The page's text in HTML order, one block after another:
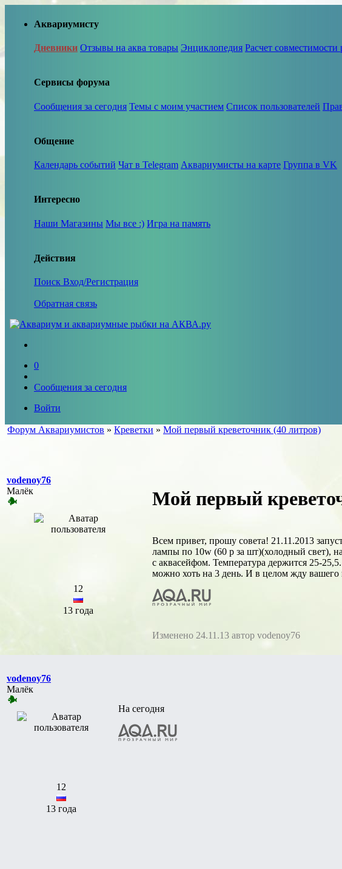
Аквариумисту
Дневники Отзывы на аква товары Энциклопедия Расчет совместимости
Сервисы форума
Сообщения за сегодня Темы с моим участием Список пользователей
Общение
Календарь событий Чат в Telegram Аквариумисты на карте Группа в VK
Интересно
Наши Магазины Мы все :) Игра на память
Действия
Поиск Вход/Регистрация
Обратная связь
0
Сообщения за сегодня
Войти
Форум Аквариумистов » Креветки » Мой первый креветочник (40 литров)
vodenoy76
Малёк
12
13 года
Мой первый
Всем привет, прошу совета! 21.11.2013
лампы по 10w (60 р за шт)(холодный свет),
с аквасейфом. Температура держится 25-
можно хоть на 3 день. И в целом жду вашего
Изменено 24.11.13 автор vodenoy76
vodenoy76
Малёк
12
13 года
На сегодня